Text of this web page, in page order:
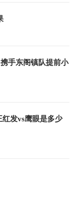
手东阁镇队提前小
发vs鹰眼是多少